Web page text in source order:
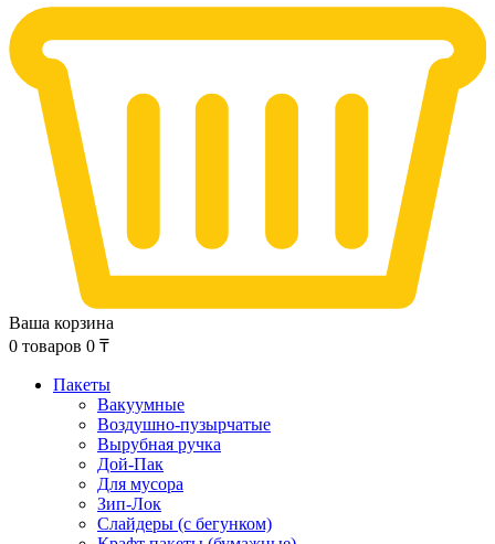
Ваша корзина
0 товаров 0 ₸
Пакеты
Вакуумные
Воздушно-пузырчатые
Вырубная ручка
Дой-Пак
Для мусора
Зип-Лок
Слайдеры (с бегунком)